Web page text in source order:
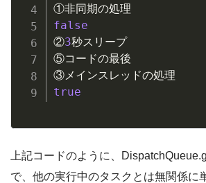
false
②3秒スリープ
⑤コードの最後
true
上記コードのように、
で、他の実行中のタスクとは無関係に